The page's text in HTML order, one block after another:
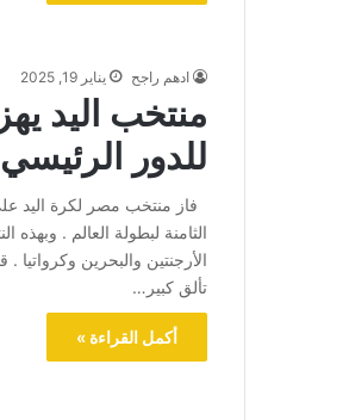
ادهم راجح يناير 19, 2025
للدور الرئيسي
الثامنة لبطولة العالم .
الأرجنتين والبحرين
تألق كبير…
أكمل القراءة »